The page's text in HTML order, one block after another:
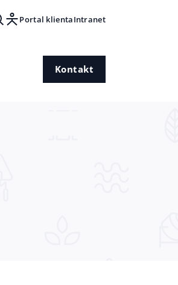
Portal klientaIntranet
Kontakt